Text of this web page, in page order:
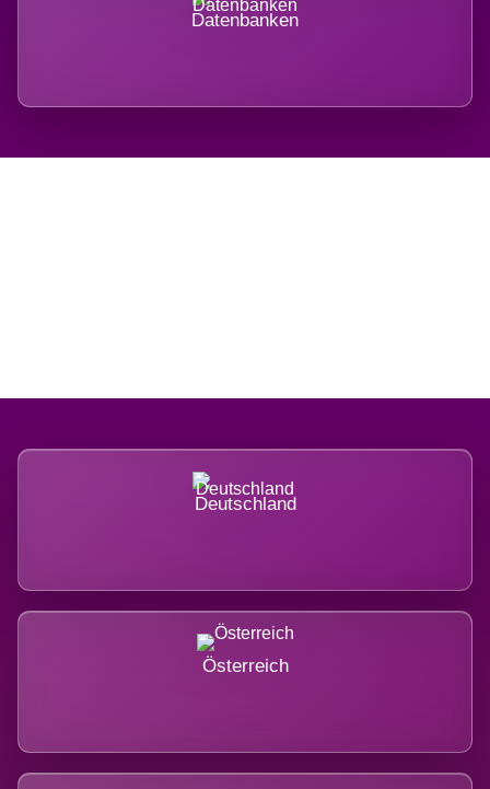
Datenbanken
Deutschland
Österreich